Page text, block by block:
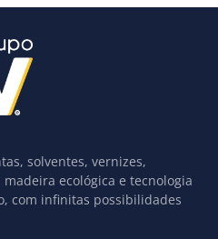
solventes, vernizes,
ecológica e tecnologia
com infinitas possibilidades